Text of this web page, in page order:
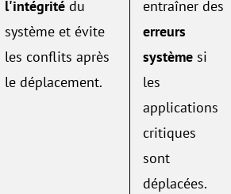
l'intégrité du
système et évite
les conflits après
le déplacement.
entraîner des
erreurs
système si
les
applications
critiques
sont
déplacées.